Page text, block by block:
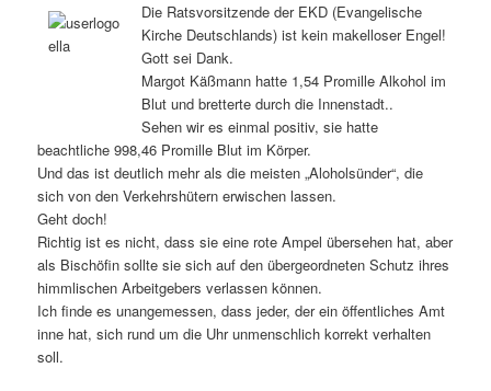
Die Ratsvorsitzende der EKD (Evangelische
Kirche Deutschlands) ist kein makelloser Engel!
Gott sei Dank.
Margot Käßmann hatte 1,54 Promille Alkohol im
Blut und bretterte durch die Innenstadt..
Sehen wir es einmal positiv, sie hatte
beachtliche 998,46 Promille Blut im Körper.
Und das ist deutlich mehr als die meisten „Aloholsünder“, die
sich von den Verkehrshütern erwischen lassen.
Geht doch!
Richtig ist es nicht, dass sie eine rote Ampel übersehen hat, aber
als Bischöfin sollte sie sich auf den übergeordneten Schutz ihres
himmlischen Arbeitgebers verlassen können.
Ich finde es unangemessen, dass jeder, der ein öffentliches Amt
inne hat, sich rund um die Uhr unmenschlich korrekt verhalten
soll.